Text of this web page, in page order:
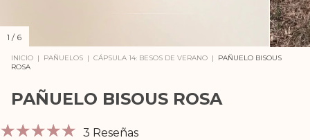
1 / 6
INICIO | PAÑUELOS | CÁPSULA 14: BESOS DE VERANO |
PAÑUELO BISOUS
ROSA
PAÑUELO BISOUS ROSA
3 Reseñas